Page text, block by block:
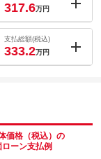
コートに加え、樹脂
317.6万円
支払総額(税込)
333.2万円
価格（税込）の
ローン支払例